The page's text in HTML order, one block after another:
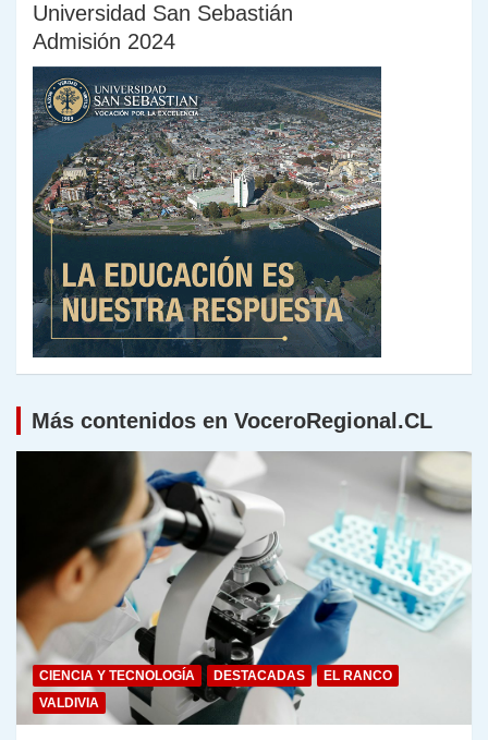
Universidad San Sebastián
Admisión 2024
Más contenidos en VoceroRegional.CL
CIENCIA Y TECNOLOGÍA DESTACADAS
EL RANCO
VALDIVIA